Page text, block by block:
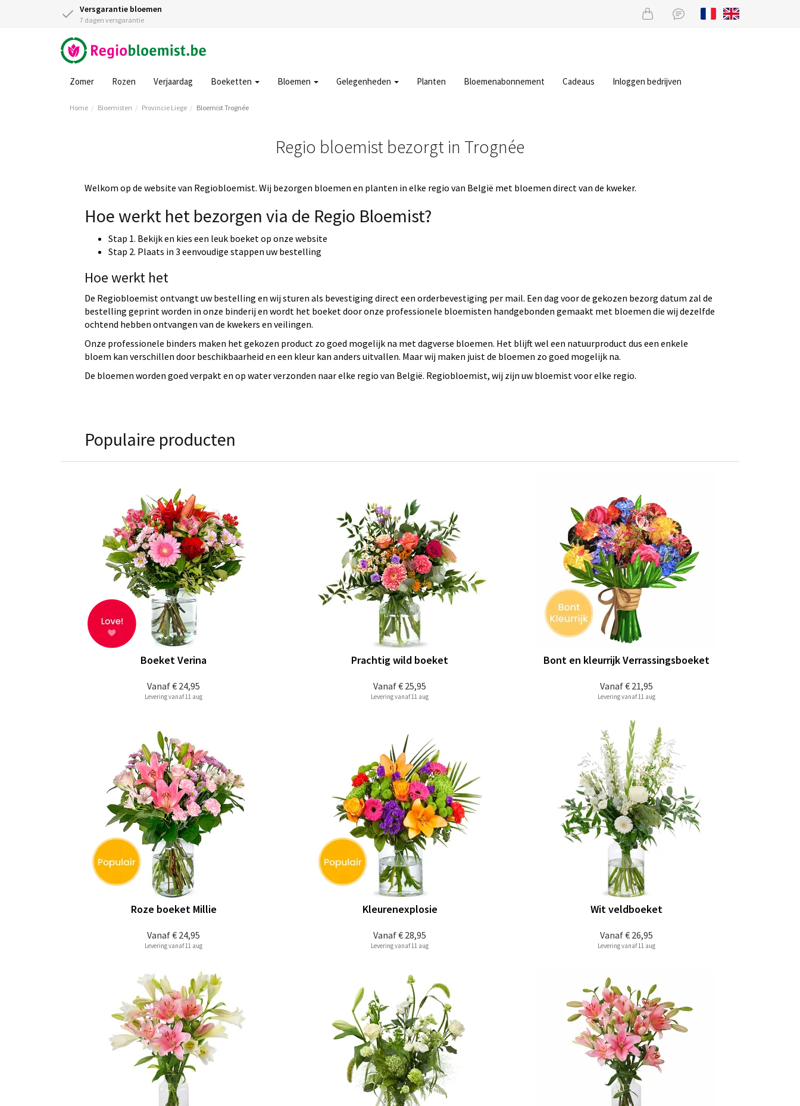
Versgarantie bloemen
7 dagen versgarantie
Zomer Rozen Verjaardag Boeketten Bloemen Gelegenheden Planten Bloemenabonnement Cadeaus Inloggen bedrijven
Home Bloemisten Provincie Liege Bloemist Trognée
Regio bloemist bezorgt in Trognée
Welkom op de website van Regiobloemist. Wij bezorgen bloemen en planten in elke regio van België met bloemen direct van de kweker.
Hoe werkt het bezorgen via de Regio Bloemist?
Stap 1. Bekijk en kies een leuk boeket op onze website
Stap 2. Plaats in 3 eenvoudige stappen uw bestelling
Hoe werkt het
De Regiobloemist ontvangt uw bestelling en wij sturen als bevestiging direct een orderbevestiging per mail. Een dag voor de gekozen bezorg datum zal de
bestelling geprint worden in onze binderij en wordt het boeket door onze professionele bloemisten handgebonden gemaakt met bloemen die wij dezelfde
ochtend hebben ontvangen van de kwekers en veilingen.
Onze professionele binders maken het gekozen product zo goed mogelijk na met dagverse bloemen. Het blijft wel een natuurproduct dus een enkele
bloem kan verschillen door beschikbaarheid en een kleur kan anders uitvallen. Maar wij maken juist de bloemen zo goed mogelijk na.
De bloemen worden goed verpakt en op water verzonden naar elke regio van België. Regiobloemist, wij zijn uw bloemist voor elke regio.
Populaire producten
Vanaf€ 24,95
Boeket Verina
Levering vanaf 11 aug
Vanaf€ 25,95
Prachtig wild boeket
Levering vanaf 11 aug
Vanaf€ 21,95
Bont en kleurrijk Verrassingsboeket
Levering vanaf 11 aug
Vanaf€ 24,95
Roze boeket Millie
Levering vanaf 11 aug
Vanaf€ 28,95
Kleurenexplosie
Levering vanaf 11 aug
Vanaf€ 26,95
Wit veldboeket
Levering vanaf 11 aug